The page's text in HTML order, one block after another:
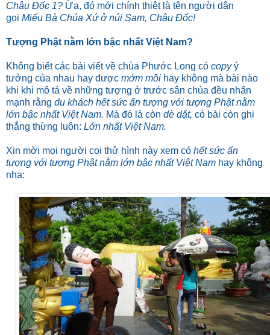
Châu Đốc 1? Ừa, đó mới chính thiệt là tên người dân
gọi Miếu Bà Chúa Xứ ở núi Sam, Châu Đốc!
Tượng Phật nằm lớn bậc nhất Việt Nam?
Không biết các bài viết về chùa Phước Long có copyý
tưởng của nhau hay được mớm mồi hay không mà bài nào
khi khi mô tả về những tượng ở trước sân chùa đều nhấn
mạnh rằng du khách hết sức ấn tượng với tượng Phật nằm
lớn bậc nhất Việt Nam. Mà đó là còn dè dặt, có bài còn ghi
thẳng thừng luôn: Lớn nhất Việt Nam.
Xin mời mọi người coi thử hình này xem có hết sức ấn
tượng với tượng Phật nằm lớn bậc nhất Việt Nam hay không
nha: